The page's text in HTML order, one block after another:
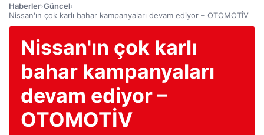
Haberler›Güncel›
Nissan'ın çok karlı bahar kampanyaları devam ediyor – OTOMOTİV
Nissan'ın çok karlı
bahar kampanyaları
devam ediyor –
OTOMOTİV